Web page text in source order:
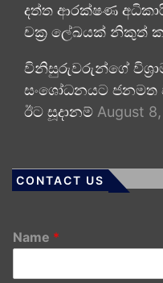
දත්ත ආරක්ෂණ
චක්‍ර ලේඛයක් නිකුත්
විනිසුරුවරුන්ගේ
සංශෝධනයට ජනමත
ඊට සූදානම් August
CONTACT US
Name *